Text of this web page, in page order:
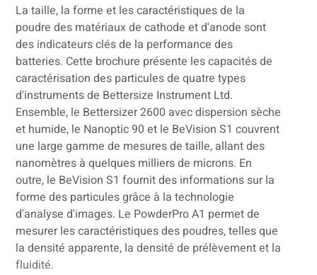
La taille, la forme et les caractéristiques de la
poudre des matériaux de cathode et d'anode sont
des indicateurs clés de la performance des
batteries. Cette brochure présente les capacités de
caractérisation des particules de quatre types
d'instruments de Bettersize Instrument Ltd.
Ensemble, le Bettersizer 2600 avec dispersion sèche
et humide, le Nanoptic 90 et le BeVision S1 couvrent
une large gamme de mesures de taille, allant des
nanomètres à quelques milliers de microns. En
outre, le BeVision S1 fournit des informations sur la
forme des particules grâce à la technologie
d'analyse d'images. Le PowderPro A1 permet de
mesurer les caractéristiques des poudres, telles que
la densité apparente, la densité de prélèvement et la
fluidité.